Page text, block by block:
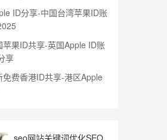
ID分享-中国台湾苹果ID账
果ID共享-英国Apple ID账
享
费香港ID共享-港区Apple
seo网站关键词优化SEO